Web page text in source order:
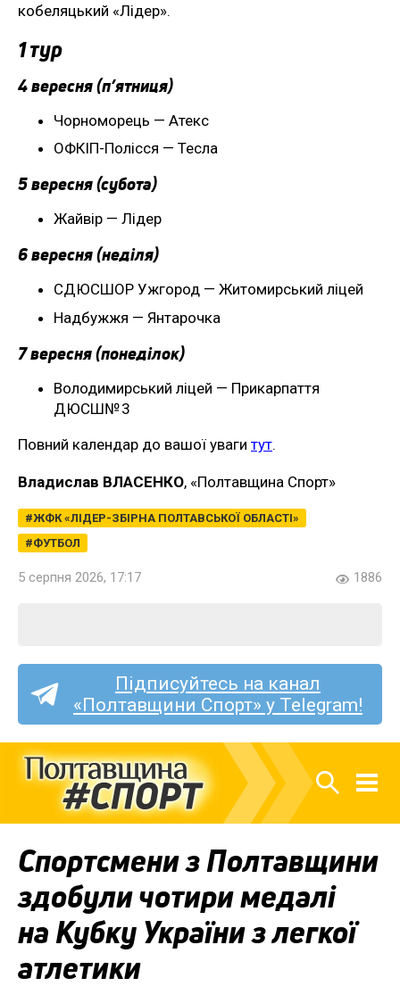
кобеляцький «Лідер».
1 тур
4 вересня (п’ятниця)
Чорноморець — Атекс
ОФКІП-Полісся — Тесла
5 вересня (субота)
Жайвір — Лідер
6 вересня (неділя)
СДЮСШОР Ужгород — Житомирський ліцей
Надбужжя — Янтарочка
7 вересня (понеділок)
Володимирський ліцей — Прикарпаття
ДЮСШ№ 3
Повний календар до вашої уваги тут.
Владислав ВЛАСЕНКО, «Полтавщина Спорт»
ЖФК «ЛІДЕР-ЗБІРНА ПОЛТАВСЬКОЇ ОБЛАСТІ»
ФУТБОЛ
5 серпня 2026, 17:17 1886
Підписуйтесь на канал
«Полтавщини Спорт» у Telegram!
Спортсмени з Полтавщини
здобули чотири медалі
на Кубку України з легкої
атлетики